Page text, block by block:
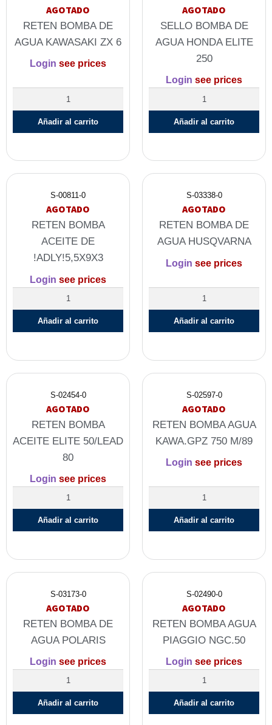
AGOTADO
RETEN BOMBA DE
AGUA KAWASAKI ZX 6
Login see prices
Añadir al carrito
AGOTADO
SELLO BOMBA DE
AGUA HONDA ELITE
250
Login see prices
Añadir al carrito
S-00811-0
AGOTADO
RETEN BOMBA
ACEITE DE
!ADLY!5,5X9X3
Login see prices
Añadir al carrito
S-03338-0
AGOTADO
RETEN BOMBA DE
AGUA HUSQVARNA
Login see prices
Añadir al carrito
S-02454-0
AGOTADO
RETEN BOMBA
ACEITE ELITE 50/LEAD
80
Login see prices
Añadir al carrito
S-02597-0
AGOTADO
RETEN BOMBA AGUA
KAWA.GPZ 750 M/89
Login see prices
Añadir al carrito
S-03173-0
AGOTADO
RETEN BOMBA DE
AGUA POLARIS
Login see prices
Añadir al carrito
S-02490-0
AGOTADO
RETEN BOMBA AGUA
PIAGGIO NGC.50
Login see prices
Añadir al carrito